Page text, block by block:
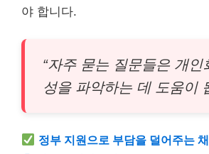
야 합니다.
“자주 묻는 질문들은 개인
성을 파악하는 데 도움이
정부 지원으로 부담을 덜어주는